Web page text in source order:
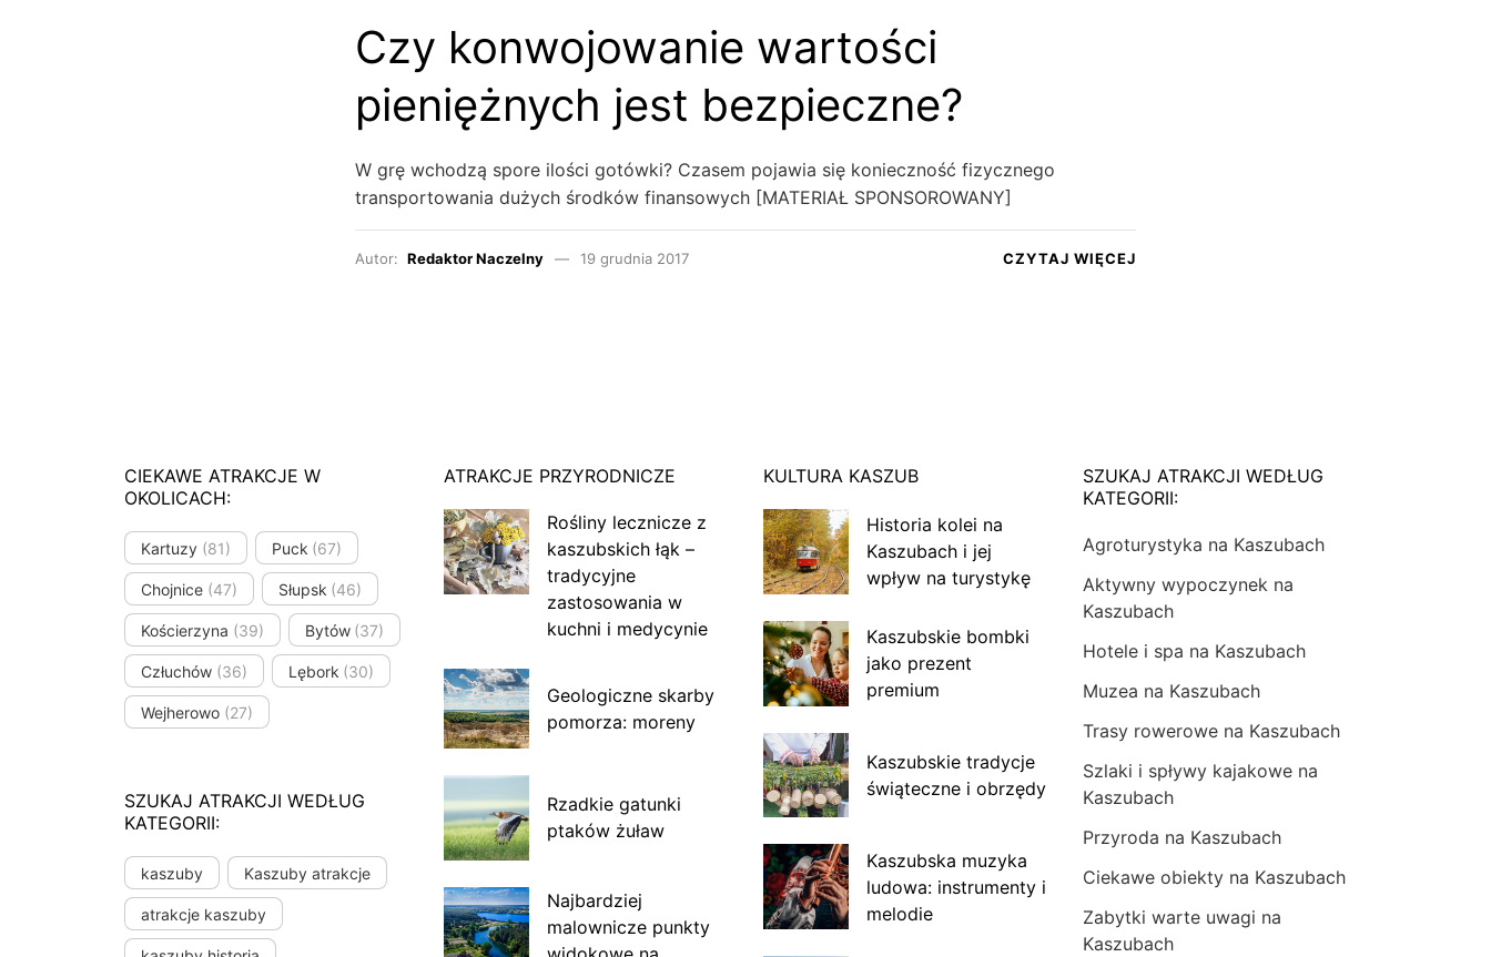
Czy konwojowanie wartości
pieniężnych jest bezpieczne?
W grę wchodzą spore ilości gotówki? Czasem pojawia się konieczność fizycznego
transportowania dużych środków finansowych [MATERIAŁ SPONSOROWANY]
Autor: Redaktor Naczelny 19 grudnia 2017 CZYTAJ WIĘCEJ
CIEKAWE ATRAKCJE W
OKOLICACH:
Kartuzy (81) Puck (67)
Chojnice (47) Słupsk (46)
Kościerzyna (39) Bytów (37)
Człuchów (36) Lębork (30)
Wejherowo (27)
SZUKAJ ATRAKCJI WEDŁUG
KATEGORII:
kaszuby Kaszuby atrakcje
atrakcje kaszuby
ATRAKCJE PRZYRODNICZE
Rośliny lecznicze z
kaszubskich łąk –
tradycyjne
zastosowania w
kuchni i medycynie
Geologiczne skarby
pomorza: moreny
Rzadkie gatunki
ptaków żuław
Najbardziej
malownicze punkty
KULTURA KASZUB
Historia kolei na
Kaszubach i jej
wpływ na turystykę
Kaszubskie bombki
jako prezent
premium
Kaszubskie tradycje
świąteczne i obrzędy
Kaszubska muzyka
ludowa: instrumenty i
melodie
SZUKAJ ATRAKCJI WEDŁUG
KATEGORII:
Agroturystyka na Kaszubach
Aktywny wypoczynek na
Kaszubach
Hotele i spa na Kaszubach
Muzea na Kaszubach
Trasy rowerowe na Kaszubach
Szlaki i spływy kajakowe na
Kaszubach
Przyroda na Kaszubach
Ciekawe obiekty na Kaszubach
Zabytki warte uwagi na
Kaszubach